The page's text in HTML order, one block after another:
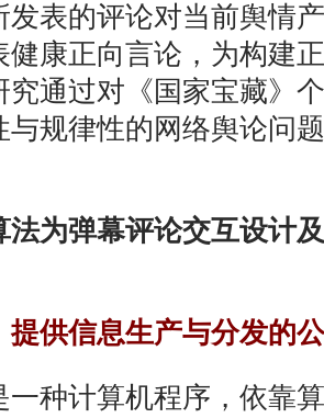
发表的评论对当前舆情
健康正向言论，为构建
究通过对《国家宝藏》
与规律性的网络舆论问
为弹幕评论交互设计及
信息生产与分发的公
计算机程序，依靠算